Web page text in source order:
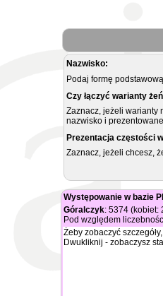
Nazwisko:
Podaj formę
Czy łączyć warianty
Zaznacz, jeżeli warianty
nazwisko i
Prezentacja częstości
Zaznacz, jeżeli chcesz,
Występowanie w bazie
Góralczyk: 5374 (kobiet:
Pod względem
Żeby zobaczyć
Dwukliknij - zobaczysz